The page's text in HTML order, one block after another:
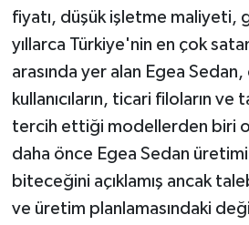
fiyatı, düşük işletme maliyeti,
yıllarca Türkiye'nin en çok
arasında yer alan Egea
kullanıcıların, ticari filoların
tercih ettiği modellerden biri
daha önce Egea Sedan
biteceğini açıklamış ancak
ve üretim planlamasındaki